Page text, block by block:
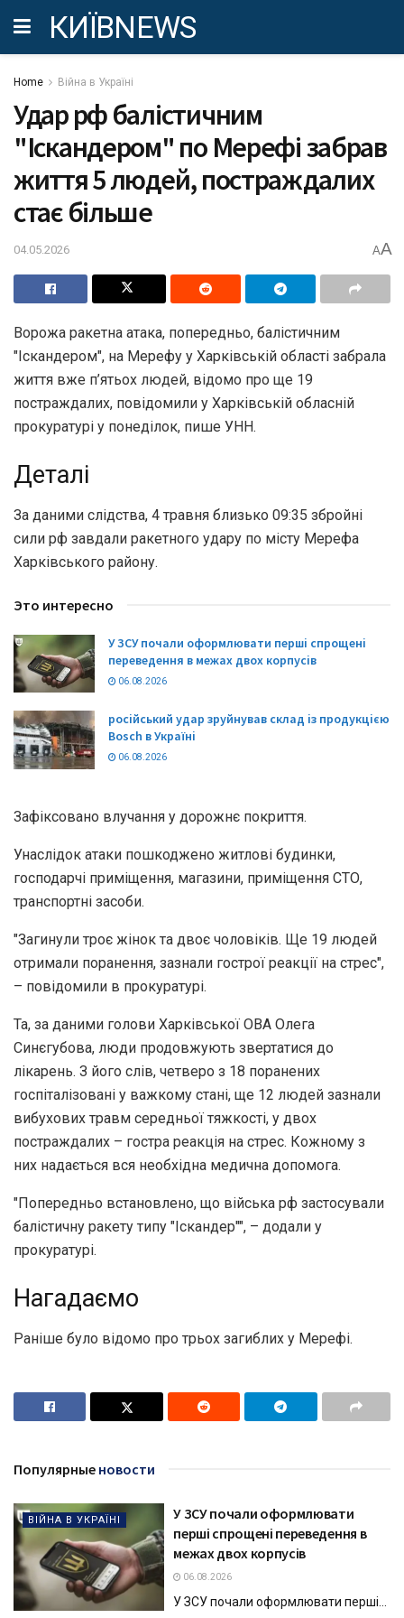
КИЇВNEWS
Home Війна в Україні
Удар рф балістичним
"Іскандером" по Мерефі забрав
життя 5 людей, постраждалих
стає більше
04.05.2026 AA
Ворожа ракетна атака, попередньо, балістичним
"Іскандером", на Мерефу у Харківській області забрала
життя вже п’ятьох людей, відомо про ще 19
постраждалих, повідомили у Харківській обласній
прокуратурі у понеділок, пише УНН.
Деталі
За даними слідства, 4 травня близько 09:35 збройні
сили рф завдали ракетного удару по місту Мерефа
Харківського району.
Это интересно
У ЗСУ почали оформлювати перші спрощені
переведення в межах двох корпусів
06.08.2026
російський удар зруйнував склад із продукцією
Bosch в Україні
06.08.2026
Зафіксовано влучання у дорожнє покриття.
Унаслідок атаки пошкоджено житлові будинки,
господарчі приміщення, магазини, приміщення СТО,
транспортні засоби.
"Загинули троє жінок та двоє чоловіків. Ще 19 людей
отримали поранення, зазнали гострої реакції на стрес",
– повідомили в прокуратурі.
Та, за даними голови Харківської ОВА Олега
Синєгубова, люди продовжують звертатися до
лікарень. З його слів, четверо з 18 поранених
госпіталізовані у важкому стані, ще 12 людей зазнали
вибухових травм середньої тяжкості, у двох
постраждалих – гостра реакція на стрес. Кожному з
них надається вся необхідна медична допомога.
"Попередньо встановлено, що війська рф застосували
балістичну ракету типу "Іскандер"", – додали у
прокуратурі.
Нагадаємо
Раніше було відомо про трьох загиблих у Мерефі.
Популярные новости
ВІЙНА В УКРАЇНІ
У ЗСУ почали оформлювати
перші спрощені переведення в
межах двох корпусів
06.08.2026
У ЗСУ почали оформлювати перші...